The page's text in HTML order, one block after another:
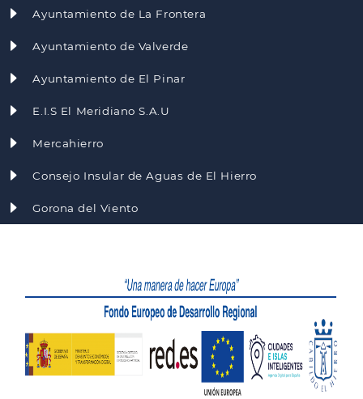
Ayuntamiento de La Frontera
Ayuntamiento de Valverde
Ayuntamiento de El Pinar
E.I.S El Meridiano S.A.U
Mercahierro
Consejo Insular de Aguas de El Hierro
Gorona del Viento